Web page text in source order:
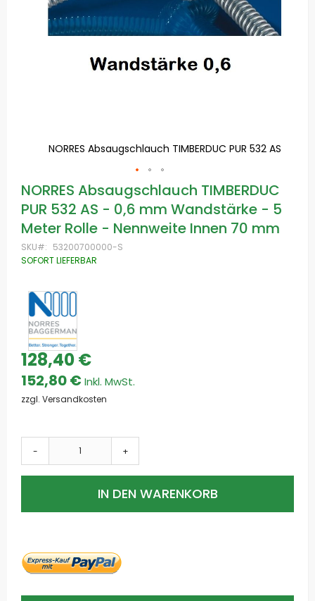
NORRES Absaugschlauch TIMBERDUC PUR 532 AS
Zum
Anfang
der
springen
NORRES Absaugschlauch TIMBERDUC
PUR 532 AS - 0,6 mm Wandstärke - 5
Meter Rolle - Nennweite Innen 70 mm
SKU
53200700000-S
SOFORT LIEFERBAR
152,80 €
128,40 €
zzgl. Versandkosten
- +
IN DEN WARENKORB